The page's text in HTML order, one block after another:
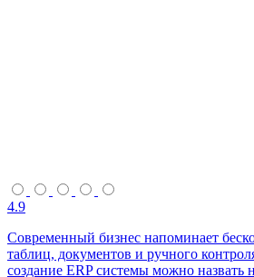
4.9
Современный бизнес напоминает
таблиц, документов и ручного
создание ERP системы можно назвать